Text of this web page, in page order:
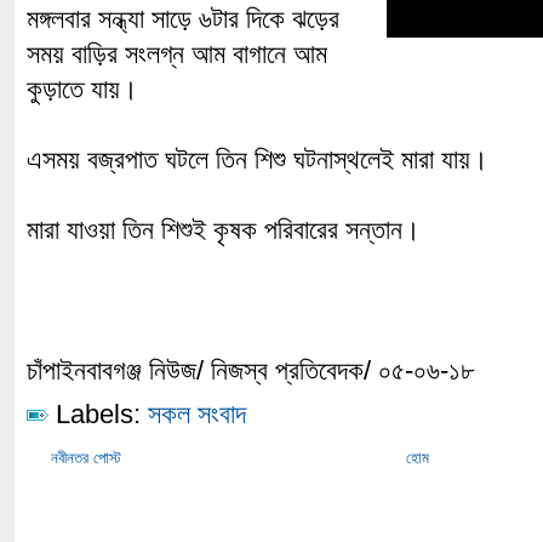
মঙ্গলবার সন্ধ্যা সাড়ে ৬টার দিকে ঝড়ের
সময় বাড়ির সংলগ্ন আম বাগানে আম
কুড়াতে যায়।
এসময় বজ্রপাত ঘটলে তিন শিশু ঘটনাস্থলেই মারা যায়।
মারা যাওয়া তিন শিশুই কৃষক পরিবারের সন্তান।
চাঁপাইনবাবগঞ্জ নিউজ/ নিজস্ব প্রতিবেদক/ ০৫-০৬-১৮
Labels: সকল সংবাদ
নবীনতর পোস্ট হোম